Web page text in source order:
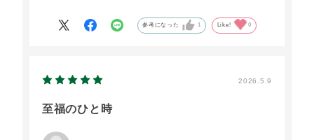
バターたっぷりでサクサクと１口食べてえっ！？
またお願いしようと思います。
参考になった 1 Like! 0
2026.5.9
至福のひと時